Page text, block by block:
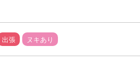
出張 ヌキあり